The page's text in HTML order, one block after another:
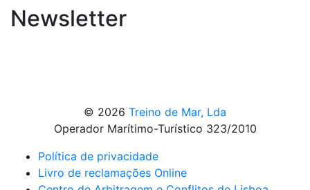
Newsletter
© 2026 Treino de Mar, Lda
Operador Marítimo-Turístico 323/2010
Política de privacidade
Livro de reclamações Online